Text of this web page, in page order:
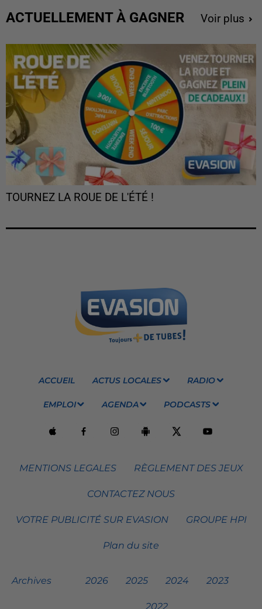
ACTUELLEMENT À GAGNER Voir plus
TOURNEZ LA ROUE DE L'ÉTÉ !
ACCUEIL ACTUS LOCALES RADIO
EMPLOI AGENDA PODCASTS
MENTIONS LEGALES RÈGLEMENT DES JEUX
CONTACTEZ NOUS
VOTRE PUBLICITÉ SUR EVASION GROUPE HPI
Plan du site
Archives 2026 2025 2024 2023
2022